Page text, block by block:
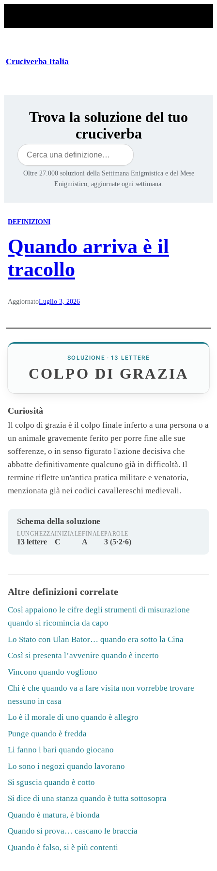
Cruciverba Italia
Trova la soluzione del tuo
cruciverba
Cerca
Oltre 27.000 soluzioni della Settimana Enigmistica e del Mese
Enigmistico, aggiornate ogni settimana.
DEFINIZIONI
Quando arriva è il
tracollo
AggiornatoLuglio 3, 2026
SOLUZIONE · 13 LETTERE
COLPO DI GRAZIA
Curiosità
Il colpo di grazia è il colpo finale inferto a una persona o a
un animale gravemente ferito per porre fine alle sue
sofferenze, o in senso figurato l'azione decisiva che
abbatte definitivamente qualcuno già in difficoltà. Il
termine riflette un'antica pratica militare e venatoria,
menzionata già nei codici cavallereschi medievali.
Schema della soluzione
LUNGHEZZA
13 lettere
INIZIALE
C
FINALE
A
PAROLE
3 (5·2·6)
Altre definizioni correlate
Così appaiono le cifre degli strumenti di misurazione
quando si ricomincia da capo
Lo Stato con Ulan Bator… quando era sotto la Cina
Così si presenta l’avvenire quando è incerto
Vincono quando vogliono
Chi è che quando va a fare visita non vorrebbe trovare
nessuno in casa
Lo è il morale di uno quando è allegro
Punge quando è fredda
Li fanno i bari quando giocano
Lo sono i negozi quando lavorano
Si sguscia quando è cotto
Si dice di una stanza quando è tutta sottosopra
Quando è matura, è bionda
Quando si prova… cascano le braccia
Quando è falso, si è più contenti